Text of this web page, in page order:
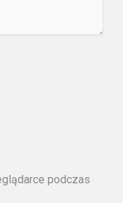
podczas